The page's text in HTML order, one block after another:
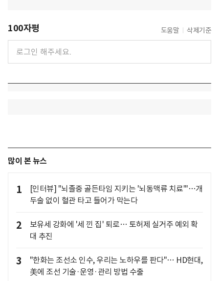
100자평 도움말 삭제기준
많이 본 뉴스
1
[인터뷰] "뇌졸중 골든타임 지키는 '뇌동맥류 치료'"…개
두술 없이 혈관 타고 들어가 막는다
2
보유세 강화에 '세 낀 집' 퇴로… 토허제 실거주 예외 확
대 추진
3
"한화는 조선소 인수, 우리는 노하우를 판다"… HD현대,
美에 조선 기술·운영·관리 방법 수출